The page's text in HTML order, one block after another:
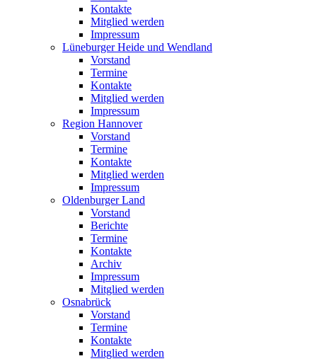
Kontakte
Mitglied werden
Impressum
Lüneburger Heide und Wendland
Vorstand
Termine
Kontakte
Mitglied werden
Impressum
Region Hannover
Vorstand
Termine
Kontakte
Mitglied werden
Impressum
Oldenburger Land
Vorstand
Berichte
Termine
Kontakte
Archiv
Impressum
Mitglied werden
Osnabrück
Vorstand
Termine
Kontakte
Mitglied werden